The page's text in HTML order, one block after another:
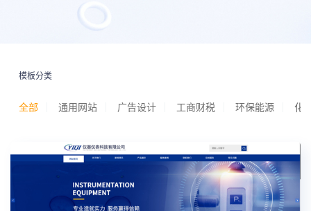
模板分类
全部 通用网站 广告设计 工商财税 环保能源 化